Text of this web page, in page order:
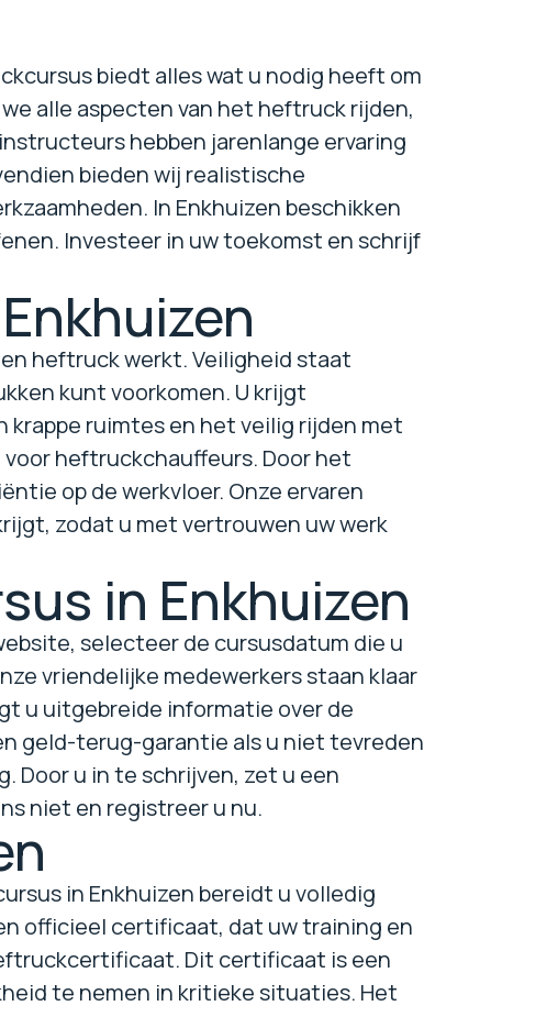
biedt alles wat u nodig heeft om
alle aspecten van het heftruck rijden,
hebben jarenlange ervaring
bieden wij realistische
In Enkhuizen beschikken
Investeer in uw toekomst en schrijf
heftruck werkt. Veiligheid staat
kunt voorkomen. U krijgt
ruimtes en het veilig rijden met
heftruckchauffeurs. Door het
op de werkvloer. Onze ervaren
zodat u met vertrouwen uw werk
in Enkhuizen
selecteer de cursusdatum die u
vriendelijke medewerkers staan klaar
u uitgebreide informatie over de
geld-terug-garantie als u niet tevreden
Door u in te schrijven, zet u een
niet en registreer u nu.
in Enkhuizen bereidt u volledig
officieel certificaat, dat uw training en
Dit certificaat is een
te nemen in kritieke situaties. Het